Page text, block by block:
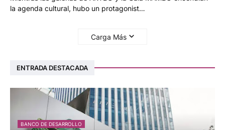
la agenda cultural, hubo un protagonist…
Carga Más
ENTRADA DESTACADA
BANCO DE DESARROLLO